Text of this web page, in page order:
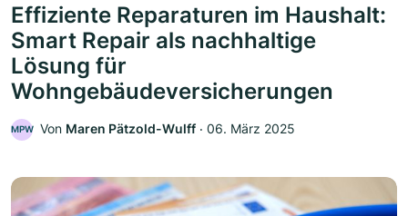
Effiziente Reparaturen im Haushalt:
Smart Repair als nachhaltige
Lösung für
Wohngebäudeversicherungen
MPW Von Maren Pätzold-Wulff ‧ 06. März 2025